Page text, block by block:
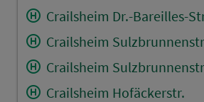
Crailsheim Dr.-Bareilles-
Crailsheim
Crailsheim
Crailsheim Hofäckerstr.